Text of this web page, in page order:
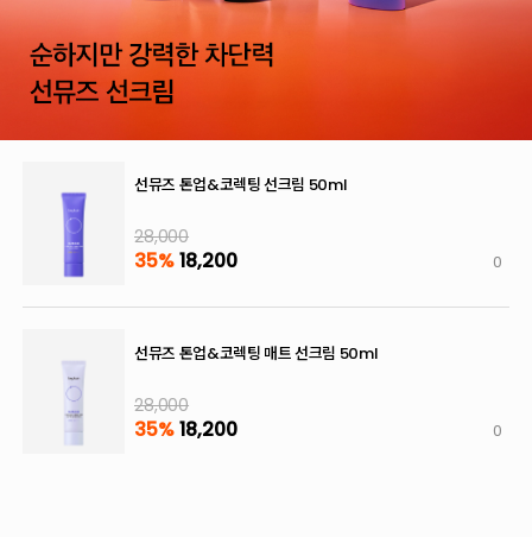
선뮤즈 톤업&코렉팅 선크림 50ml
28,000
35% 18,200 0
선뮤즈 톤업&코렉팅 매트 선크림 50ml
28,000
35% 18,200 0